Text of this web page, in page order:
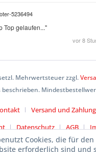
Mehrwertsteuer zzgl.
Versand und
Datenschutz AGB
Cookies, die für
erforderlich sind und